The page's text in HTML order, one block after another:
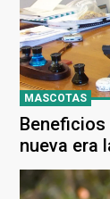
MASCOTAS
Beneficios
nueva era